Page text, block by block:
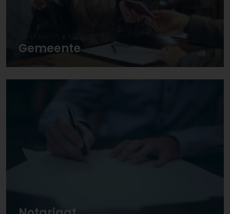
Gemeente